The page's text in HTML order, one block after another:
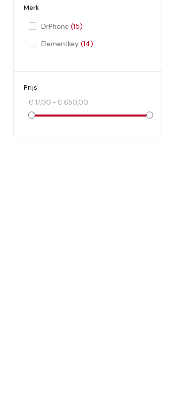
Merk
DrPhone (15)
Elementkey (14)
Prijs
€ 17,00 - € 650,00